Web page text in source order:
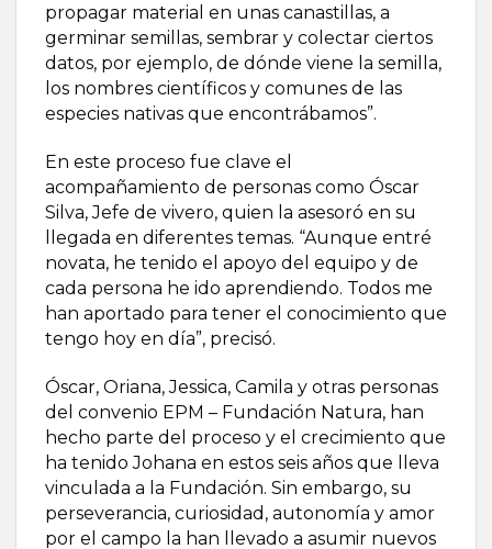
propagar material en unas canastillas, a
germinar semillas, sembrar y colectar ciertos
datos, por ejemplo, de dónde viene la semilla,
los nombres científicos y comunes de las
especies nativas que encontrábamos”.
En este proceso fue clave el
acompañamiento de personas como Óscar
Silva, Jefe de vivero, quien la asesoró en su
llegada en diferentes temas. “Aunque entré
novata, he tenido el apoyo del equipo y de
cada persona he ido aprendiendo. Todos me
han aportado para tener el conocimiento que
tengo hoy en día”, precisó.
Óscar, Oriana, Jessica, Camila y otras personas
del convenio EPM – Fundación Natura, han
hecho parte del proceso y el crecimiento que
ha tenido Johana en estos seis años que lleva
vinculada a la Fundación. Sin embargo, su
perseverancia, curiosidad, autonomía y amor
por el campo la han llevado a asumir nuevos